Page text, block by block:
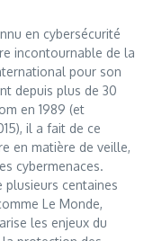
en cybersécurité
incontournable de la
pour son
depuis plus de 30
en 1989 (et
il a fait de ce
en matière de veille,
cybermenaces.
plusieurs centaines
Le Monde,
les enjeux du